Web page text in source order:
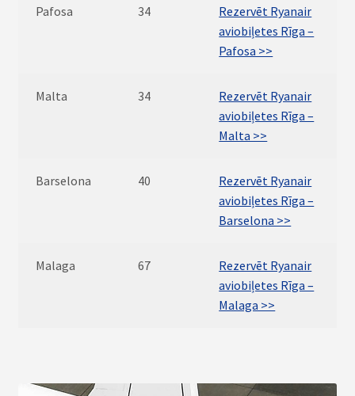
Pafosa 34
Rezervēt Ryanair
aviobiļetes Rīga –
Pafosa >>
Malta 34
Rezervēt Ryanair
aviobiļetes Rīga –
Malta >>
Barselona 40
Rezervēt Ryanair
aviobiļetes Rīga –
Barselona >>
Malaga 67
Rezervēt Ryanair
aviobiļetes Rīga –
Malaga >>